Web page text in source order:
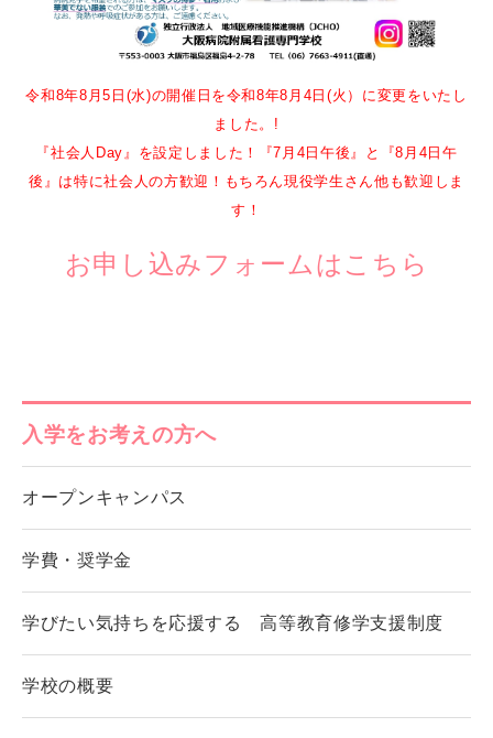
令和8年8月5日(水)の開催日を令和8年8月4日(火）に変更をいたし
ました。!
『社会人Day』を設定しました！『7月4日午後』と『8月4日午
後』は特に社会人の方歓迎！もちろん現役学生さん他も歓迎しま
す！
お申し込みフォームはこちら
入学をお考えの方へ
オープンキャンパス
学費・奨学金
学びたい気持ちを応援する 高等教育修学支援制度
学校の概要